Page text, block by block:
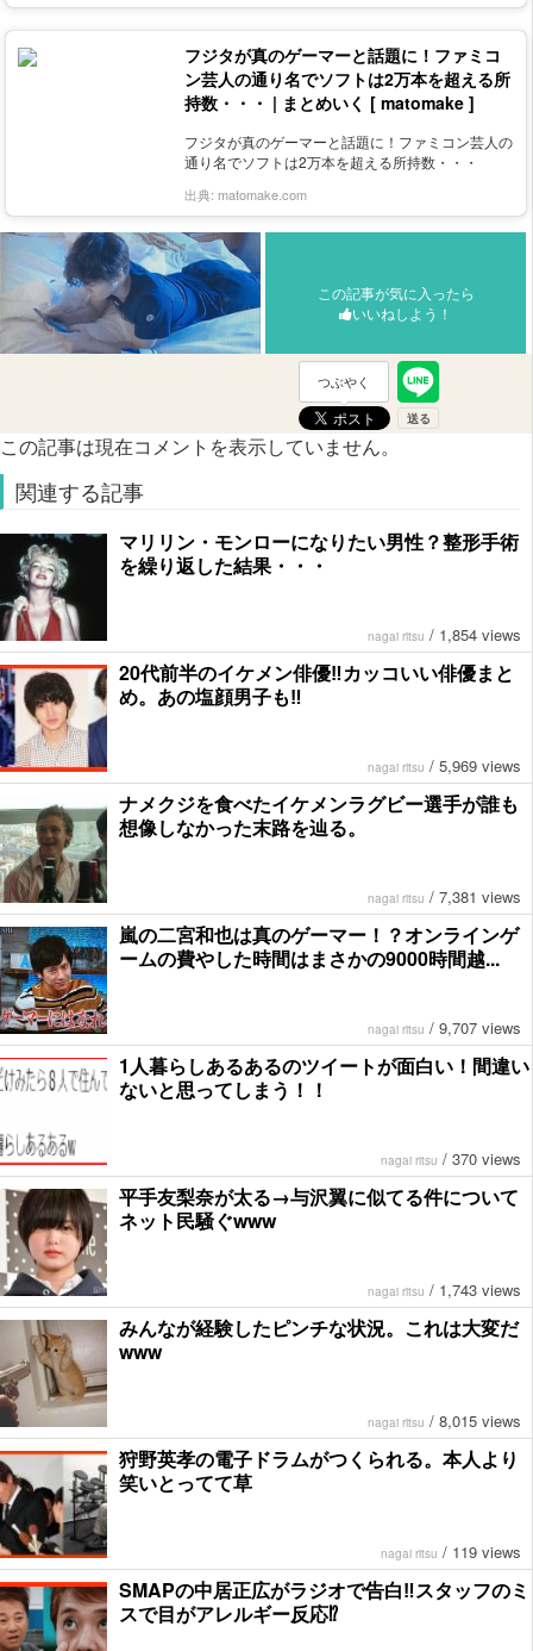
フジタが真のゲーマーと話題に！ファミコ
ン芸人の通り名でソフトは2万本を超える所
持数・・・ | まとめいく [ matomake ]
フジタが真のゲーマーと話題に！ファミコン芸人の
通り名でソフトは2万本を超える所持数・・・
出典: matomake.com
この記事が気に入ったら
いいねしよう！
つぶやく
この記事は現在コメントを表示していません。
関連する記事
マリリン・モンローになりたい男性？整形手術
を繰り返した結果・・・
nagai ritsu / 1,854 views
20代前半のイケメン俳優‼︎カッコいい俳優まと
め。あの塩顔男子も‼︎
nagai ritsu / 5,969 views
ナメクジを食べたイケメンラグビー選手が誰も
想像しなかった末路を辿る。
nagai ritsu / 7,381 views
嵐の二宮和也は真のゲーマー！？オンラインゲ
ームの費やした時間はまさかの9000時間越...
nagai ritsu / 9,707 views
1人暮らしあるあるのツイートが面白い！間違い
ないと思ってしまう！！
nagai ritsu / 370 views
平手友梨奈が太る→与沢翼に似てる件について
ネット民騒ぐwww
nagai ritsu / 1,743 views
みんなが経験したピンチな状況。これは大変だ
www
nagai ritsu / 8,015 views
狩野英孝の電子ドラムがつくられる。本人より
笑いとってて草
nagai ritsu / 119 views
SMAPの中居正広がラジオで告白‼︎スタッフのミ
スで目がアレルギー反応⁉︎